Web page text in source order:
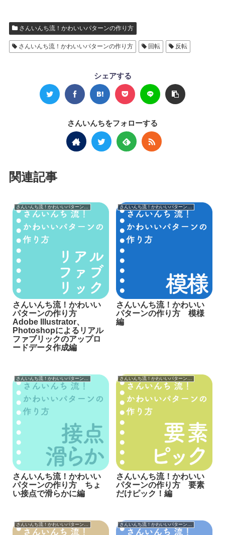
さんいんち流！かわいいパターンの作り方
さんいんち流！かわいいパターンの作り方 回転 反転
シェアする
さんいんちをフォローする
関連記事
さんいんち流！かわいいパターンの作り方
さんいんち流！かわいい
パターンの作り方
Adobe Illustrator、
Photoshopによるリアル
ファブリックのアップロ
ードデータ作成編
さんいんち流！かわいいパターンの作り方
さんいんち流！かわいい
パターンの作り方 模様
編
さんいんち流！かわいいパターンの作り方
さんいんち流！かわいい
パターンの作り方 ちょ
い接点で滑らかに編
さんいんち流！かわいいパターンの作り方
さんいんち流！かわいい
パターンの作り方 要素
だけピック！編
さんいんち流！かわいいパターンの作り方 さんいんち流！かわいいパターンの作り方